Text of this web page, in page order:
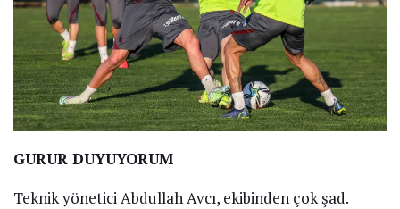
GURUR DUYUYORUM
Teknik yönetici Abdullah Avcı, ekibinden çok şad.